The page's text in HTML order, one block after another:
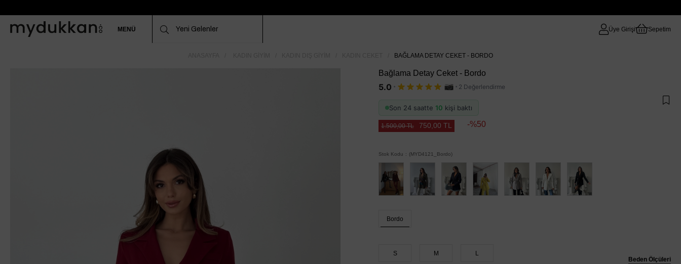
MENÜ Üye Girişi Sepetim
BAĞLAMA DETAY CEKET - BORDO
Bağlama Detay Ceket - Bordo
5.0 · · 2 Değerlendirme
Son 24 saatte 10 kişi baktı
1.500,00 TL 750,00 TL 50
Stok Kodu (MYD4121_Bordo)
Beden Ölçüleri
Bordo
S M L